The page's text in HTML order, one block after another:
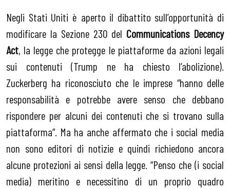
Negli Stati Uniti è aperto il dibattito sull’opportunità di
modificare la Sezione 230 del Communications Decency
Act, la legge che protegge le piattaforme da azioni legali
sui contenuti (Trump ne ha chiesto l’abolizione).
Zuckerberg ha riconosciuto che le imprese “hanno delle
responsabilità e potrebbe avere senso che debbano
rispondere per alcuni dei contenuti che si trovano sulla
piattaforma”. Ma ha anche affermato che i social media
non sono editori di notizie e quindi richiedono ancora
alcune protezioni ai sensi della legge. “Penso che (i social
media) meritino e necessitino di un proprio quadro